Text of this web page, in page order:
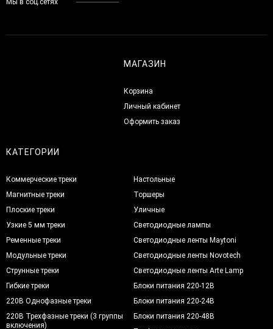
МАГАЗИН
Корзина
Личный кабинет
Оформить заказ
КАТЕГОРИИ
Коммерческие треки
Магнитные треки
Плоские треки
Узкие 5 мм треки
Ременные треки
Модульные треки
Струнные треки
Гибкие треки
220В Однофазные треки
220В Трехфазные треки (3 группы
включения)
Настольные
Торшеры
Уличные
Светодиодные лампы
Светодиодные ленты Maytoni
Светодиодные ленты Novotech
Светодиодные ленты Arte Lamp
Блоки питания 220-12В
Блоки питания 220-24В
Блоки питания 220-48В